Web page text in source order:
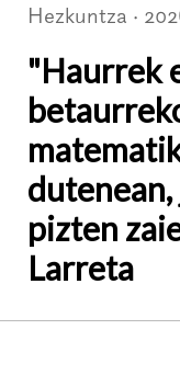
Hezkuntza ·
"Haurrek
pizten
Larreta